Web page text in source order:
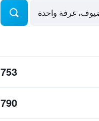
753 ﷼
790 ﷼